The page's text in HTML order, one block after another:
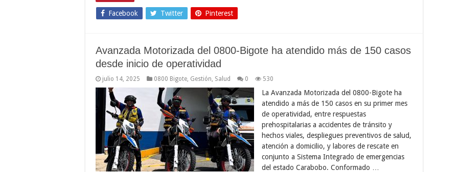
Facebook Twitter Pinterest
Avanzada Motorizada del 0800-Bigote ha atendido más de 150 casos
desde inicio de operatividad
julio 14, 2025 0800 Bigote Gestión Salud 0 530
La Avanzada Motorizada del 0800-Bigote ha
atendido a más de 150 casos en su primer mes
de operatividad, entre respuestas
prehospitalarias a accidentes de tránsito y
hechos viales, despliegues preventivos de salud,
atención a domicilio, y labores de rescate en
conjunto a Sistema Integrado de emergencias
del estado Carabobo. Conformado …